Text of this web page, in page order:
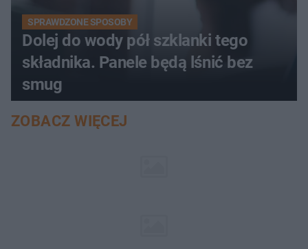
SPRAWDZONE SPOSOBY
Dolej do wody pół szklanki tego
składnika. Panele będą lśnić bez
smug
ZOBACZ WIĘCEJ